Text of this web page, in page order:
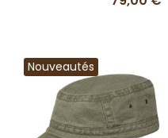
Nouveautés